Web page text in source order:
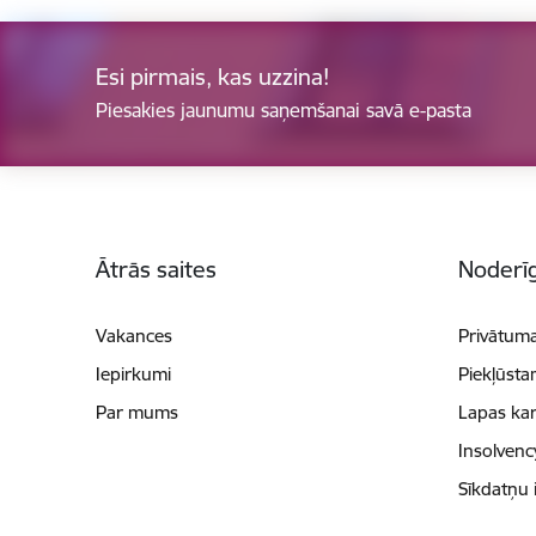
Esi pirmais, kas uzzina!
Piesakies jaunumu saņemšanai savā e-pasta
Ātrās saites
Vakances
Iepirkumi
Par mums
Lapas
Sīkdatņu